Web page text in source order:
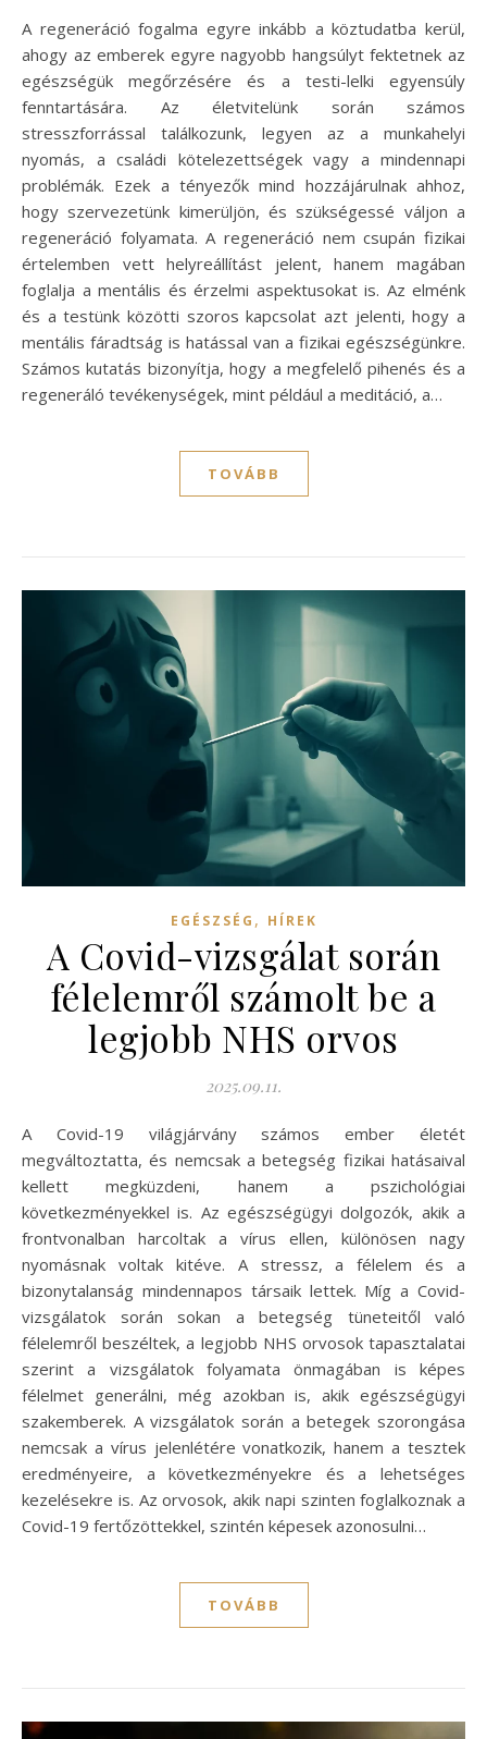
A regeneráció fogalma egyre inkább a köztudatba kerül,
ahogy az emberek egyre nagyobb hangsúlyt fektetnek az
egészségük megőrzésére és a testi-lelki egyensúly
fenntartására. Az életvitelünk során számos
stresszforrással találkozunk, legyen az a munkahelyi
nyomás, a családi kötelezettségek vagy a mindennapi
problémák. Ezek a tényezők mind hozzájárulnak ahhoz,
hogy szervezetünk kimerüljön, és szükségessé váljon a
regeneráció folyamata. A regeneráció nem csupán fizikai
értelemben vett helyreállítást jelent, hanem magában
foglalja a mentális és érzelmi aspektusokat is. Az elménk
és a testünk közötti szoros kapcsolat azt jelenti, hogy a
mentális fáradtság is hatással van a fizikai egészségünkre.
Számos kutatás bizonyítja, hogy a megfelelő pihenés és a
regeneráló tevékenységek, mint például a meditáció, a…
TOVÁBB
EGÉSZSÉG , HÍREK
A Covid-vizsgálat során
félelemről számolt be a
legjobb NHS orvos
2025.09.11.
A Covid-19 világjárvány számos ember életét
megváltoztatta, és nemcsak a betegség fizikai hatásaival
kellett megküzdeni, hanem a pszichológiai
következményekkel is. Az egészségügyi dolgozók, akik a
frontvonalban harcoltak a vírus ellen, különösen nagy
nyomásnak voltak kitéve. A stressz, a félelem és a
bizonytalanság mindennapos társaik lettek. Míg a Covid-
vizsgálatok során sokan a betegség tüneteitől való
félelemről beszéltek, a legjobb NHS orvosok tapasztalatai
szerint a vizsgálatok folyamata önmagában is képes
félelmet generálni, még azokban is, akik egészségügyi
szakemberek. A vizsgálatok során a betegek szorongása
nemcsak a vírus jelenlétére vonatkozik, hanem a tesztek
eredményeire, a következményekre és a lehetséges
kezelésekre is. Az orvosok, akik napi szinten foglalkoznak a
Covid-19 fertőzöttekkel, szintén képesek azonosulni…
TOVÁBB